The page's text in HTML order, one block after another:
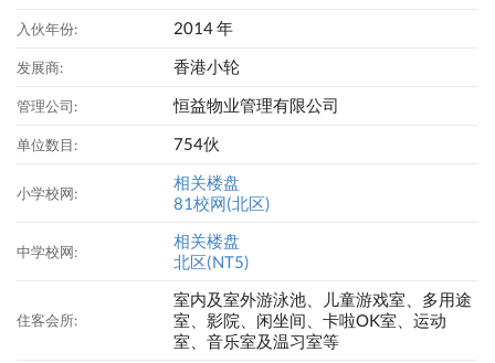
入伙年份: 2014 年
发展商: 香港小轮
管理公司: 恒益物业管理有限公司
单位数目: 754伙
小学校网:
相关楼盘
81校网(北区)
中学校网:
相关楼盘
北区(NT5)
住客会所:
室内及室外游泳池、儿童游戏室、多用途
室、影院、闲坐间、卡啦OK室、运动
室、音乐室及温习室等